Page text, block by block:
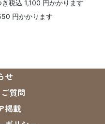
税込 1,100 円かかります
円かかります
せ
質問
掲載